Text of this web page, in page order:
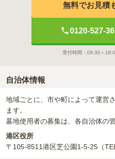
無料でお見積
0120-527-
受付時間： 09:30～
自治体情報
地域ごとに、市や町によって運営
ます。
墓地使用者の募集は、各自治体の
港区役所
〒105-8511港区芝公園1-5-25 （